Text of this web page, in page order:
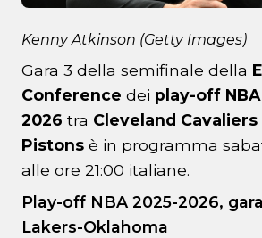
Kenny Atkinson (Getty Images)
Gara 3 della semifinale della
Conference dei play-off NBA
2026 tra Cleveland Cavaliers
Pistons è in programma
alle ore 21:00 italiane.
Play-off NBA 2025-2026,
Lakers-Oklahoma